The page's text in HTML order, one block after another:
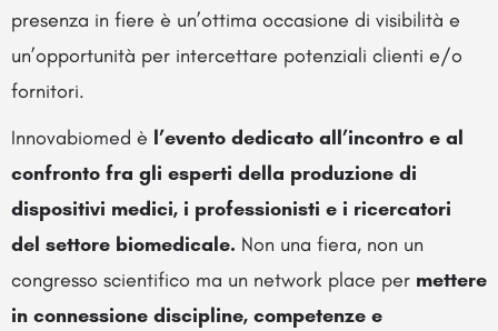
presenza in fiere è un’ottima occasione di visibilità e
un’opportunità per intercettare potenziali clienti e/o
fornitori.
Innovabiomed è l’evento dedicato all’incontro e al
confronto fra gli esperti della produzione di
dispositivi medici, i professionisti e i ricercatori
del settore biomedicale. Non una fiera, non un
congresso scientifico ma un network place per mettere
in connessione discipline, competenze e